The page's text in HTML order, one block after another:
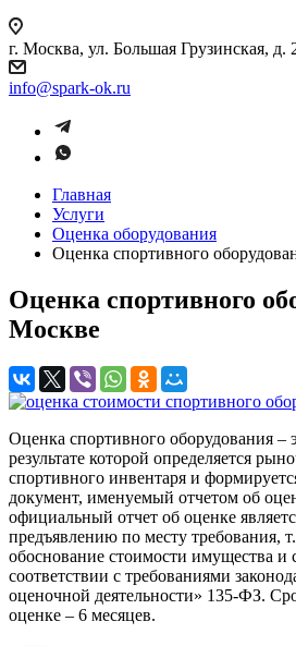
г. Москва, ул. Большая Грузинская, д.
info@spark-ok.ru
Главная
Услуги
Оценка оборудования
Оценка спортивного
Оценка спортивного
Москве
Оценка спортивного оборудования –
результате которой определяется
спортивного инвентаря и
документ, именуемый отчетом об
официальный отчет об оценке
предъявлению по месту требования,
обоснование стоимости имущества и
соответствии с требованиями
оценочной деятельности» 135-ФЗ.
оценке – 6 месяцев.